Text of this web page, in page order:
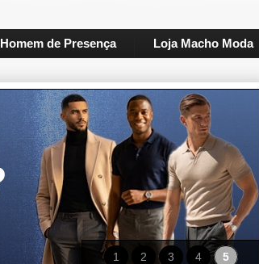
Homem de Presença Loja Macho Moda
1 2 3 4 5